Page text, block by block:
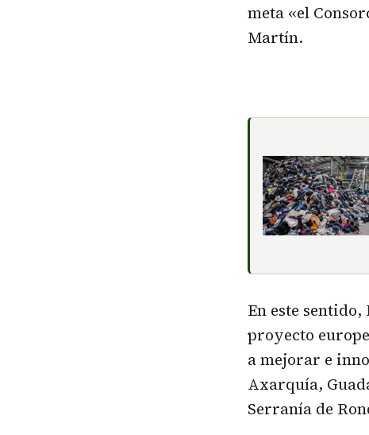
meta «el
Martín.
En este
proyecto
a mejorar e
Axarquía,
Serranía de